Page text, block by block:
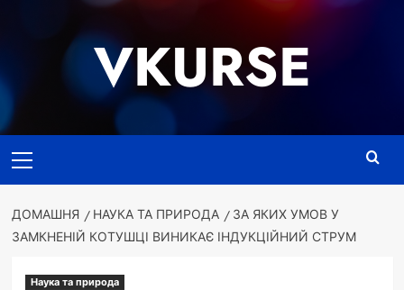
VKURSE
меню
ДОМАШНЯ НАУКА ТА ПРИРОДА
ЗА ЯКИХ УМОВ У
ЗАМКНЕНІЙ КОТУШЦІ ВИНИКАЄ ІНДУКЦІЙНИЙ СТРУМ
Наука та природа